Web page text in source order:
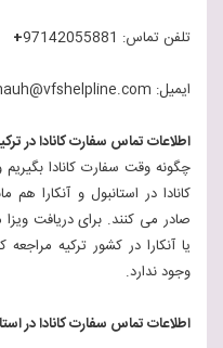
تلفن تماس: 97142055881 +
ایمیل: info.canauh@vfshelpline.com
اطلاعات تماس سفارت کانادا در
چگونه وقت سفارت کانادا
کانادا در استانبول و آنکارا هم
صادر می کنند. برای دریافت
وجود ندارد.
اطلاعات تماس سفارت کانادا در